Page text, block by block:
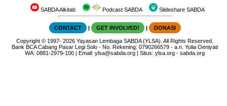
SABDA Alkitab Podcast SABDA Slideshare SABDA
CONTACT | GET INVOLVED! | DONASI
Copyright © 1997-2026Yayasan Lembaga SABDA (YLSA). All Rights Reserved.
Bank BCA Cabang Pasar Legi Solo - No. Rekening: 0790266579 - a.n. Yulia Oeniyati
WA:0881-2979-100 | Email:ylsa@sabda.org | Situs:ylsa.org -sabda.org